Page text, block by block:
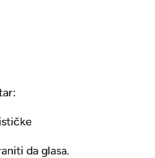
da glasa.